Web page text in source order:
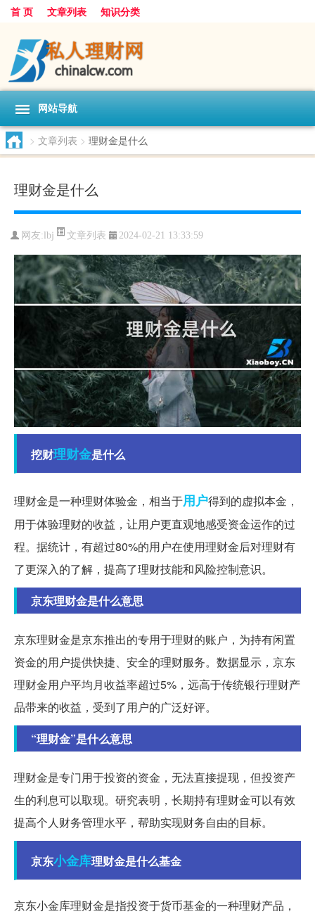
首 页 文章列表 知识分类
网站导航
> 文章列表 > 理财金是什么
理财金是什么
网友: lbj 文章列表 2024-02-21 13:33:59
挖财理财金是什么
理财金是一种理财体验金，相当于用户得到的虚拟本金，
用于体验理财的收益，让用户更直观地感受资金运作的过
程。据统计，有超过80%的用户在使用理财金后对理财有
了更深入的了解，提高了理财技能和风险控制意识。
京东理财金是什么意思
京东理财金是京东推出的专用于理财的账户，为持有闲置
资金的用户提供快捷、安全的理财服务。数据显示，京东
理财金用户平均月收益率超过5%，远高于传统银行理财产
品带来的收益，受到了用户的广泛好评。
“理财金”是什么意思
理财金是专门用于投资的资金，无法直接提现，但投资产
生的利息可以取现。研究表明，长期持有理财金可以有效
提高个人财务管理水平，帮助实现财务自由的目标。
京东小金库理财金是什么基金
京东小金库理财金是指投资于货币基金的一种理财产品，